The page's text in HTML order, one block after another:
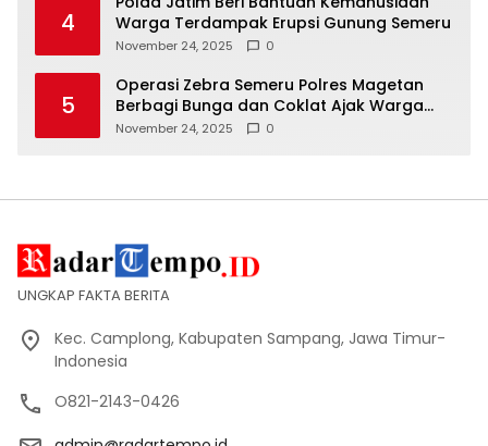
4
Warga Terdampak Erupsi Gunung Semeru
November 24, 2025 0
5
Operasi Zebra Semeru Polres Magetan
Berbagi Bunga dan Coklat Ajak Warga
Tertib Lalin
November 24, 2025 0
UNGKAP FAKTA BERITA
Kec. Camplong, Kabupaten Sampang, Jawa Timur-
Indonesia
O821-2143-0426